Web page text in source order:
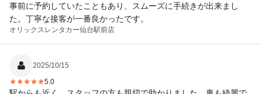
事前に予約していたこともあり、スムーズに手続きが出来まし
た。丁寧な接客が一番良かったです。
オリックスレンタカー仙台駅前店
2025/10/15
5.0